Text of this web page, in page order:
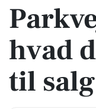
hvad
til